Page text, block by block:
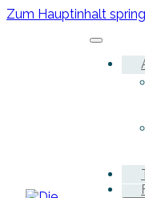
Zum Hauptinhalt